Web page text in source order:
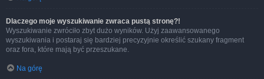
Dlaczego moje wyszukiwanie zwraca pustą stronę?!
Wyszukiwanie zwróciło zbyt dużo wyników. Użyj zaawansowanego
wyszukiwania i postaraj się bardziej precyzyjnie określić szukany fragment
oraz fora, które mają być przeszukane.
Na górę